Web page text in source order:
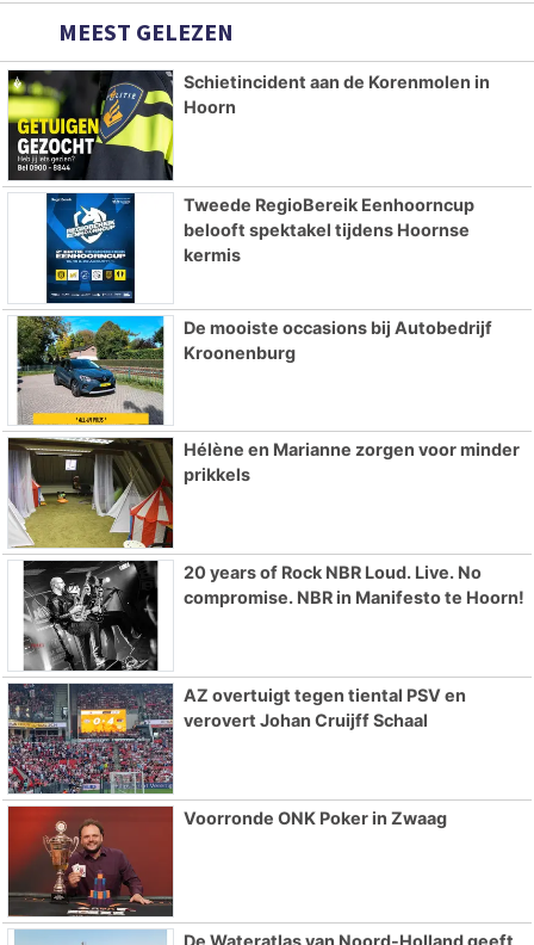
MEEST GELEZEN
Schietincident aan de Korenmolen in
Hoorn
Tweede RegioBereik Eenhoorncup
belooft spektakel tijdens Hoornse
kermis
De mooiste occasions bij Autobedrijf
Kroonenburg
Hélène en Marianne zorgen voor minder
prikkels
20 years of Rock NBR Loud. Live. No
compromise. NBR in Manifesto te Hoorn!
AZ overtuigt tegen tiental PSV en
verovert Johan Cruijff Schaal
Voorronde ONK Poker in Zwaag
De Wateratlas van Noord-Holland geeft